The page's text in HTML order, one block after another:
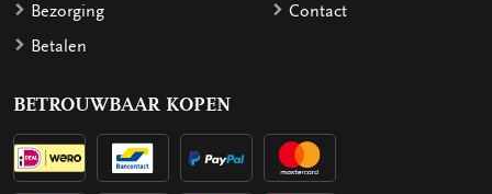
Bezorging
Betalen
Contact
BETROUWBAAR KOPEN